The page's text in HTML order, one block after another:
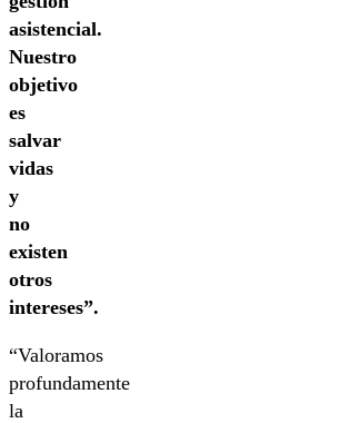
asistencial.
Nuestro
objetivo
es
salvar
vidas
y
no
existen
otros
intereses”.
“Valoramos
profundamente
la